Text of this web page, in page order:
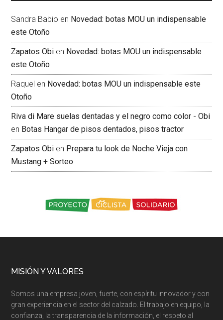
Sandra Babio en Novedad: botas MOU un indispensable
este Otoño
Zapatos Obi en Novedad: botas MOU un indispensable
este Otoño
Raquel en Novedad: botas MOU un indispensable este
Otoño
Riva di Mare suelas dentadas y el negro como color - Obi
en Botas Hangar de pisos dentados, pisos tractor
Zapatos Obi en Prepara tu look de Noche Vieja con
Mustang + Sorteo
MISIÓN Y VALORES
Somos una empresa joven, fuerte, con espíritu innovador y con
gran experiencia en el sector del calzado. El trabajo en equipo, la
confianza, la transparencia de la información, el respeto al